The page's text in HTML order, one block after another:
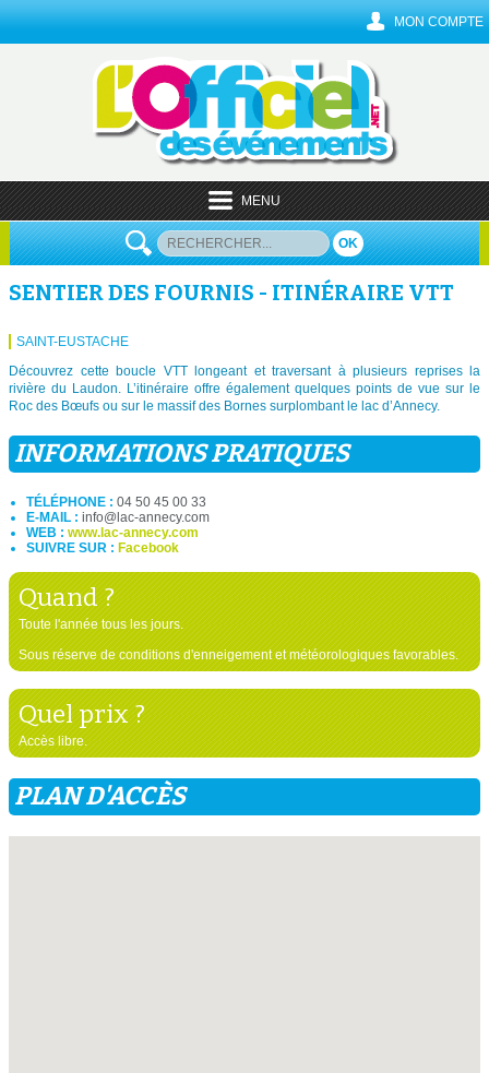
MON COMPTE
MENU
OK
SENTIER DES FOURNIS - ITINÉRAIRE VTT
SAINT-EUSTACHE
Découvrez cette boucle VTT longeant et traversant à plusieurs reprises la
rivière du Laudon. L’itinéraire offre également quelques points de vue sur le
Roc des Bœufs ou sur le massif des Bornes surplombant le lac d’Annecy.
INFORMATIONS PRATIQUES
TÉLÉPHONE : 04 50 45 00 33
E-MAIL : info@lac-annecy.com
WEB : www.lac-annecy.com
SUIVRE SUR : Facebook
Quand ?
Toute l'année tous les jours.
Sous réserve de conditions d'enneigement et météorologiques favorables.
Quel prix ?
Accès libre.
PLAN D'ACCÈS